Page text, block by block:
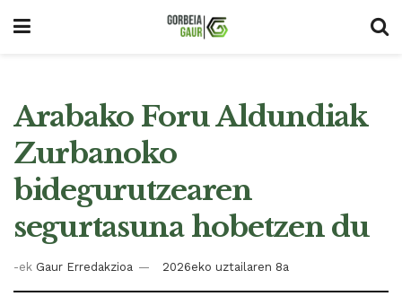
Arabako Foru Aldundiak
Zurbanoko
bidegurutzearen
segurtasuna hobetzen du
-ek Gaur Erredakzioa 2026eko uztailaren 8a